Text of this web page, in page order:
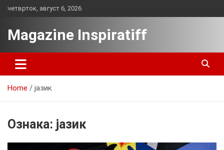
четврток, август 6, 2026
Magazine Inspiratiff
Home јазик
Ознака: јазик